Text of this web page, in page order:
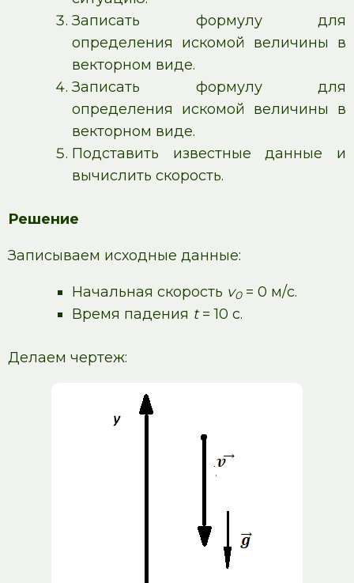
Записать формулу для
определения искомой величины в
векторном виде.
Записать формулу для
определения искомой величины в
векторном виде.
Подставить известные данные и
вычислить скорость.
Решение
Записываем исходные данные:
Начальная скорость v0= 0 м/с.
Время падения t= 10 c.
Делаем чертеж: